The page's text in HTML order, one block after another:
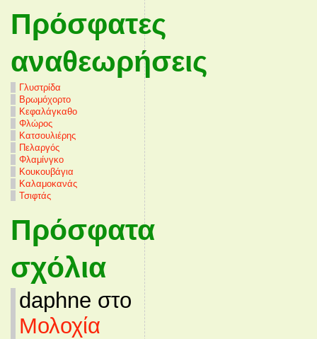
Πρόσφατες
αναθεωρήσεις
Γλυστρίδα
Βρωμόχορτο
Κεφαλάγκαθο
Φλώρος
Κατσουλιέρης
Πελαργός
Φλαμίνγκο
Κουκουβάγια
Καλαμοκανάς
Τσιφτάς
Πρόσφατα
σχόλια
daphne στο
Μολοχία